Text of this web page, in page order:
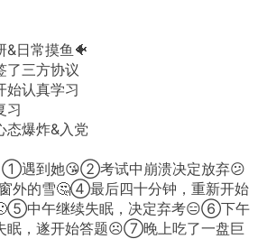
&日常摸鱼🐠
了三方协议
始认真学习
习
态爆炸&入党
①遇到她😘②考试中崩溃决定放弃😕
外的雪🤔④最后四十分钟，重新开始
中午继续失眠，决定弃考😑⑥下午
眠，遂开始答题☹️⑦晚上吃了一盘巨